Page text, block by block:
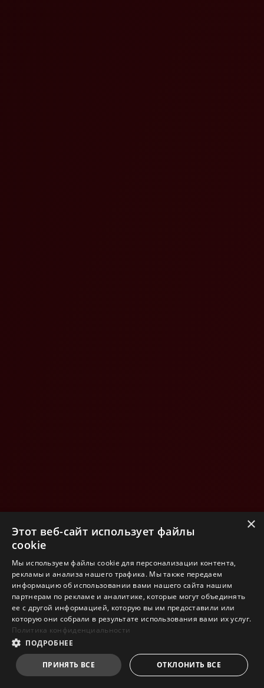
×
Этот веб-сайт использует файлы
cookie
Мы используем файлы cookie для персонализации контента,
рекламы и анализа нашего трафика. Мы также передаем
информацию об использовании вами нашего сайта нашим
партнерам по рекламе и аналитике, которые могут объединять
ее с другой информацией, которую вы им предоставили или
которую они собрали в результате использования вами их услуг.
Политика конфиденциальности
ПОДРОБНЕЕ
ПРИНЯТЬ ВСЕ ОТКЛОНИТЬ ВСЕ